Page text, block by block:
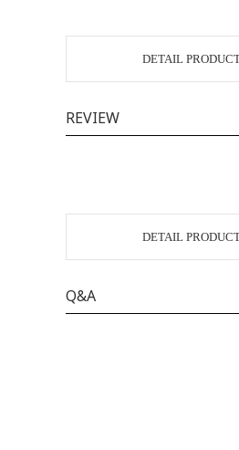
DETAIL
REVIEW
DETAIL
Q&A